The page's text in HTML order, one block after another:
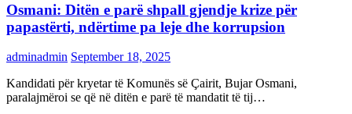
Osmani: Ditën e parë shpall gjendje krize për
papastërti, ndërtime pa leje dhe korrupsion
adminadmin September 18, 2025
Kandidati për kryetar të Komunës së Çairit, Bujar Osmani,
paralajmëroi se që në ditën e parë të mandatit të tij…